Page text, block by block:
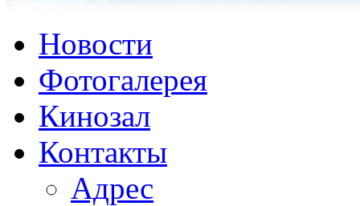
Новости
Фотогалерея
Кинозал
Контакты
Адрес